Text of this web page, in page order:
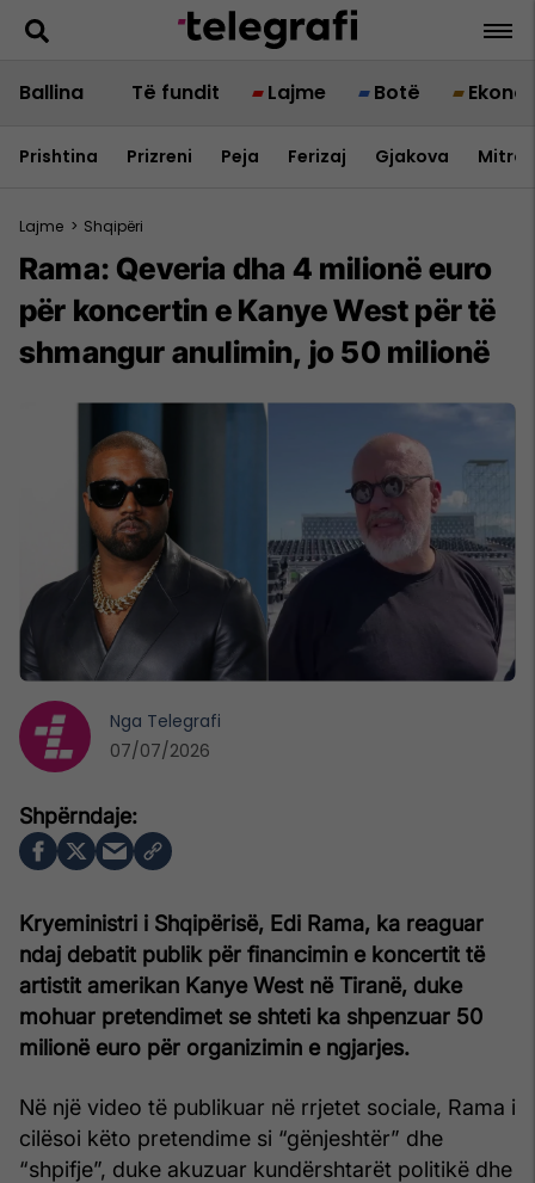
Ballina Të fundit Lajme Botë
Prishtina Prizreni Peja Ferizaj Gjakova
Lajme > Shqipëri
Rama: Qeveria dha 4 milionë euro
për koncertin e Kanye West për të
shmangur anulimin, jo 50 milionë
Kryeministri i Shqipërisë, Edi Rama, ka reaguar
ndaj debatit publik për financimin e koncertit të
artistit amerikan Kanye West në Tiranë, duke
mohuar pretendimet se shteti ka shpenzuar 50
milionë euro për organizimin e ngjarjes.
Në një video të publikuar në rrjetet sociale, Rama i
cilësoi këto pretendime si “gënjeshtër” dhe
“shpifje”, duke akuzuar kundërshtarët politikë dhe
Nga Telegrafi
07/07/2026